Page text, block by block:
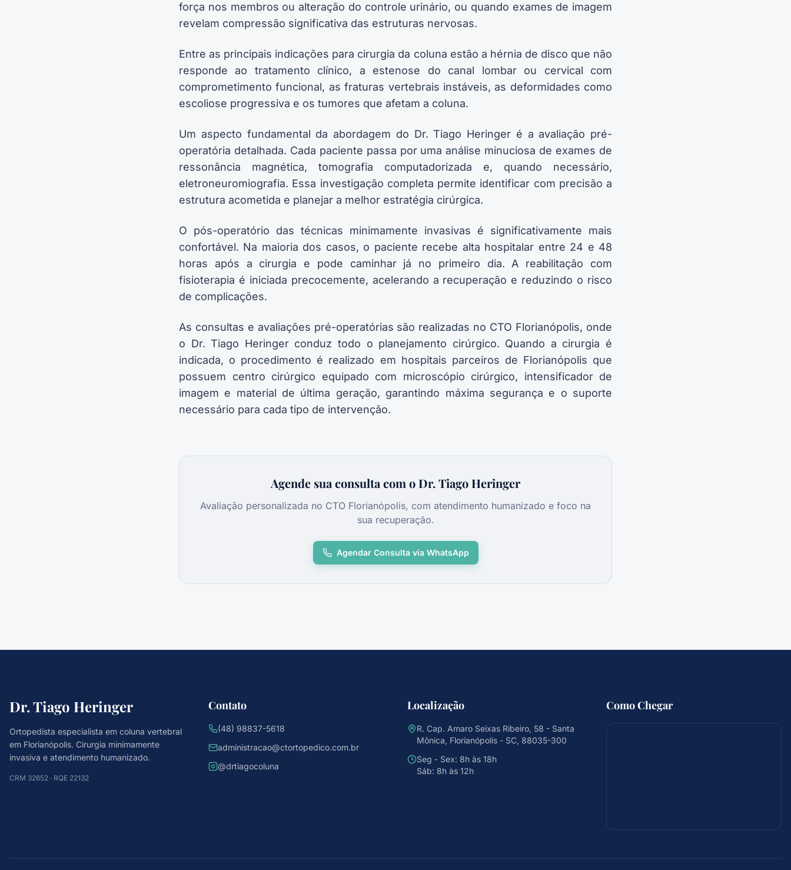
força nos membros ou alteração do controle urinário, ou quando exames de imagem
revelam compressão significativa das estruturas nervosas.
Entre as principais indicações para cirurgia da coluna estão a hérnia de disco que não
responde ao tratamento clínico, a estenose do canal lombar ou cervical com
comprometimento funcional, as fraturas vertebrais instáveis, as deformidades como
escoliose progressiva e os tumores que afetam a coluna.
Um aspecto fundamental da abordagem do Dr. Tiago Heringer é a avaliação pré-
operatória detalhada. Cada paciente passa por uma análise minuciosa de exames de
ressonância magnética, tomografia computadorizada e, quando necessário,
eletroneuromiografia. Essa investigação completa permite identificar com precisão a
estrutura acometida e planejar a melhor estratégia cirúrgica.
O pós-operatório das técnicas minimamente invasivas é significativamente mais
confortável. Na maioria dos casos, o paciente recebe alta hospitalar entre 24 e 48
horas após a cirurgia e pode caminhar já no primeiro dia. A reabilitação com
fisioterapia é iniciada precocemente, acelerando a recuperação e reduzindo o risco
de complicações.
As consultas e avaliações pré-operatórias são realizadas no CTO Florianópolis, onde
o Dr. Tiago Heringer conduz todo o planejamento cirúrgico. Quando a cirurgia é
indicada, o procedimento é realizado em hospitais parceiros de Florianópolis que
possuem centro cirúrgico equipado com microscópio cirúrgico, intensificador de
imagem e material de última geração, garantindo máxima segurança e o suporte
necessário para cada tipo de intervenção.
Agende sua consulta com o Dr. Tiago Heringer
Avaliação personalizada no CTO Florianópolis, com atendimento humanizado e foco na
sua recuperação.
Agendar Consulta via WhatsApp
Dr. Tiago Heringer
Ortopedista especialista em coluna vertebral
em Florianópolis. Cirurgia minimamente
invasiva e atendimento humanizado.
CRM 32652 · RQE 22132
Contato
(48) 98837-5618
administracao@ctortopedico.com.br
@drtiagocoluna
Localização
R. Cap. Amaro Seixas Ribeiro, 58 - Santa
Mônica, Florianópolis - SC, 88035-300
Seg - Sex: 8h às 18h
Sáb: 8h às 12h
Como Chegar